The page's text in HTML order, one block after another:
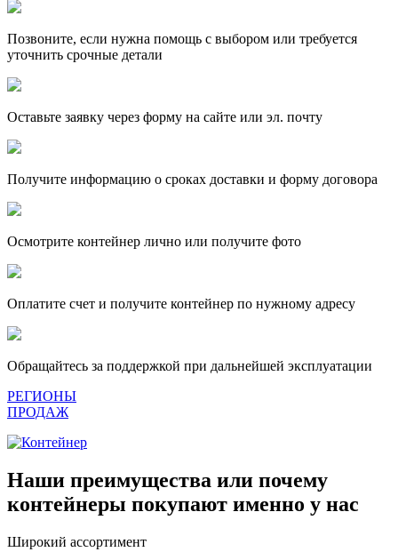
Позвоните, если нужна помощь с выбором или требуется
уточнить срочные детали
Оставьте заявку через форму на сайте или эл. почту
Получите информацию о сроках доставки и форму договора
Осмотрите контейнер лично или получите фото
Оплатите счет и получите контейнер по нужному адресу
Обращайтесь за поддержкой при дальнейшей эксплуатации
РЕГИОНЫ
ПРОДАЖ
Наши преимущества или почему
контейнеры покупают именно у нас
Широкий ассортимент